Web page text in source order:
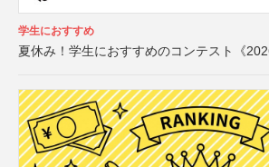
学生におすすめ
夏休み！学生におすすめのコンテスト《